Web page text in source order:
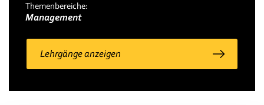
Themenbereiche:
Management
Lehrgänge anzeigen